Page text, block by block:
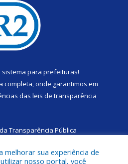
sistema para prefeituras!
completa, onde garantimos em
das leis de transparência
Transparência Pública
melhorar sua experiência de
nosso portal, você